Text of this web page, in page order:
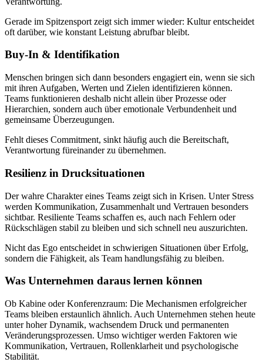
Gerade im Spitzensport zeigt sich immer wieder: Kultur entscheidet
oft darüber, wie konstant Leistung abrufbar bleibt.
Buy-In & Identifikation
Menschen bringen sich dann besonders engagiert ein, wenn sie sich
mit ihren Aufgaben, Werten und Zielen identifizieren können.
Teams funktionieren deshalb nicht allein über Prozesse oder
Hierarchien, sondern auch über emotionale Verbundenheit und
gemeinsame Überzeugungen.
Fehlt dieses Commitment, sinkt häufig auch die Bereitschaft,
Verantwortung füreinander zu übernehmen.
Resilienz in Drucksituationen
Der wahre Charakter eines Teams zeigt sich in Krisen. Unter Stress
werden Kommunikation, Zusammenhalt und Vertrauen besonders
sichtbar. Resiliente Teams schaffen es, auch nach Fehlern oder
Rückschlägen stabil zu bleiben und sich schnell neu auszurichten.
Nicht das Ego entscheidet in schwierigen Situationen über Erfolg,
sondern die Fähigkeit, als Team handlungsfähig zu bleiben.
Was Unternehmen daraus lernen können
Ob Kabine oder Konferenzraum: Die Mechanismen erfolgreicher
Teams bleiben erstaunlich ähnlich. Auch Unternehmen stehen heute
unter hoher Dynamik, wachsendem Druck und permanenten
Veränderungsprozessen. Umso wichtiger werden Faktoren wie
Kommunikation, Vertrauen, Rollenklarheit und psychologische
Stabilität.